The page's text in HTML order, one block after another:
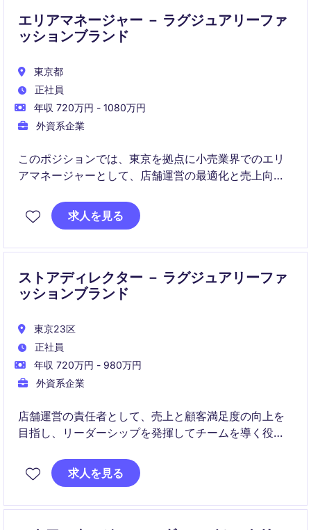
エリアマネージャー － ラグジュアリーファ
ッションブランド
東京都
正社員
年収 720万円 - 1080万円
外資系企業
このポジションでは、東京を拠点に小売業界でのエリ
アマネージャーとして、店舗運営の最適化と売上向上
す。卓越したリーダーシップを発揮し、チームを成功
に導くことが求められます。
求人を見る
ストアディレクター － ラグジュアリーファ
ッションブランド
東京23区
正社員
年収 720万円 - 980万円
外資系企業
店舗運営の責任者として、売上と顧客満足度の向上を
目指し、リーダーシップを発揮してチームを導く役割
率的な店舗運営を実現していただきます。
求人を見る